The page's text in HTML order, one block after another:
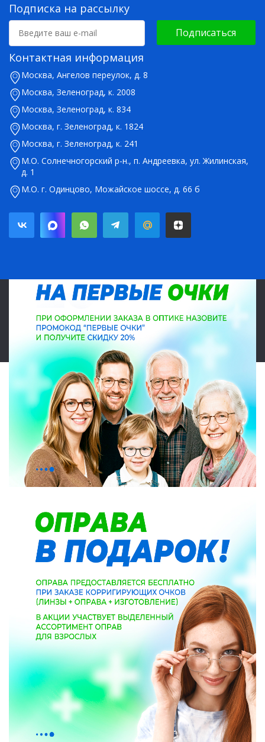
Подписка на рассылку
Подписаться
Контактная информация
Москва, Ангелов переулок, д. 8
Москва, Зеленоград, к. 2008
Москва, Зеленоград, к. 834
Москва, г. Зеленоград, к. 1824
Москва, г. Зеленоград, к. 241
М.О. Солнечногорский р-н., п. Андреевка, ул. Жилинская,
д. 1
М.О. г. Одинцово, Можайское шоссе, д. 66 б
© 2026 Салон оптики Lokamed. Все права защищены. Указанные на
является публичной офертой в соответствии со статьей 437.
Карта сайта| | Политика конфиденциальности